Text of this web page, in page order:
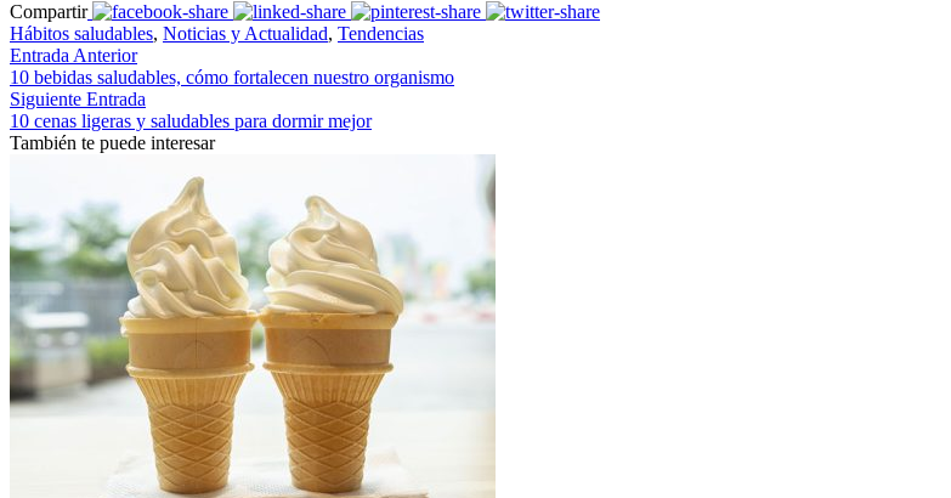
Compartir
Hábitos saludables, Noticias y Actualidad, Tendencias
Entrada Anterior
10 bebidas saludables, cómo fortalecen nuestro organismo
Siguiente Entrada
10 cenas ligeras y saludables para dormir mejor
También te puede interesar